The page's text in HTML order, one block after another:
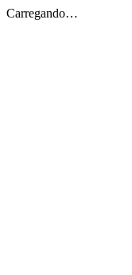
Carregando…